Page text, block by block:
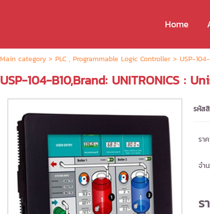
Home
Main category> PLC , Programmable Logic Controller> USP-104-
USP-104-B10,Brand: UNITRONICS :
รหัส
รา
จำ
ร